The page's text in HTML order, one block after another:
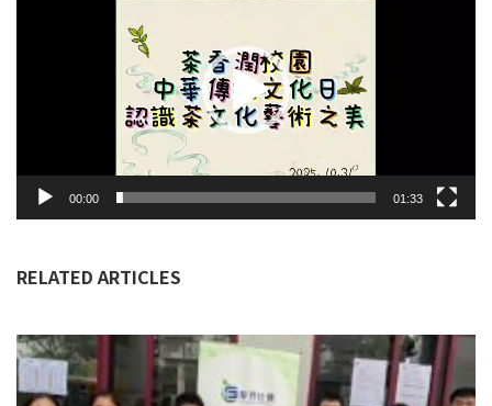
00:00 01:33
RELATED ARTICLES